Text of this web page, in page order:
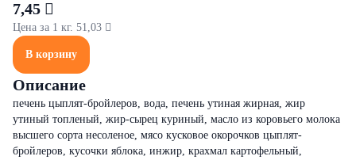
7,45 
Цена за 1 кг. 51,03 
В корзину
Описание
печень цыплят-бройлеров, вода, печень утиная жирная, жир
утиный топленый, жир-сырец куриный, масло из коровьего молока
высшего сорта несоленое, мясо кусковое окорочков цыплят-
бройлеров, кусочки яблока, инжир, крахмал картофельный,